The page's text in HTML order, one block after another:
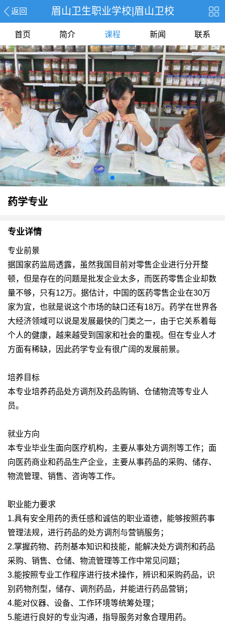
返回 眉山卫生职业学校|眉山卫校
首页 简介 课程 新闻 联系
药学专业
专业详情
专业前景
据国家药监局透露，虽然我国目前对零售企业进行分开整
顿，但是存在的问题是批发企业太多，而医药零售企业却数
量不够，只有12万。据估计，中国的医药零售企业在30万
家为宜，也就是说这个市场的缺口还有18万。药学在世界各
大经济领域可以说是发展最快的门类之一，由于它关系着每
个人的健康，越来越受到国家和社会的重视。但在专业人才
方面有稀缺，因此药学专业有很广阔的发展前景。
培养目标
本专业培养药品处方调剂及药品购销、仓储物流等专业人
员。
就业方向
本专业毕业生面向医疗机构，主要从事处方调剂等工作；面
向医药商业和药品生产企业，主要从事药品的采购、储存、
物流管理、销售、咨询等工作。
职业能力要求
1.具有安全用药的责任感和诚信的职业道德，能够按照药事
管理法规，进行药品的处方调剂与营销服务；
2.掌握药物、药剂基本知识和技能，能解决处方调剂和药品
采购、销售、仓储、物流管理等工作中常见问题；
3.能按照专业工作程序进行技术操作，辨识和采购药品，识
别药物剂型，储存、调剂药品，并能进行药品营销；
4.能对仪器、设备、工作环境等统筹处理；
5.能进行良好的专业沟通，指导服务对象合理用药。